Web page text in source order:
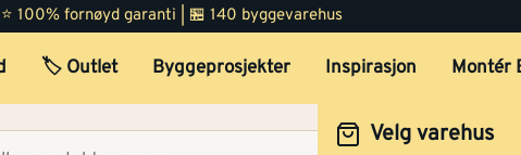
100% fornøyd garanti | 🏪 140 byggevarehus
🏷️ Outlet Byggeprosjekter Inspirasjon Montér
Velg varehus